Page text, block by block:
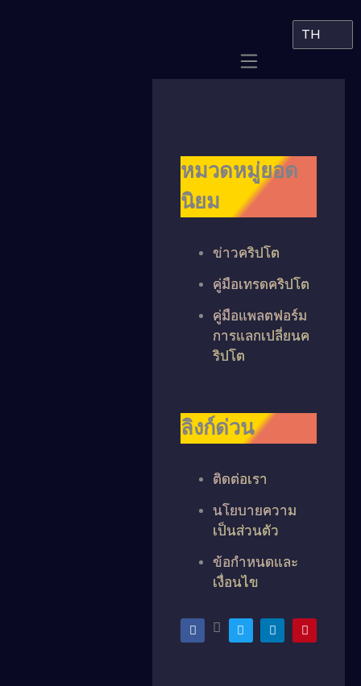
TH
หมวดหมู่ยอด
นิยม
ข่าวคริปโต
คู่มือเทรดคริปโต
คู่มือแพลตฟอร์ม
การแลกเปลี่ยนค
ริปโต
ลิงก์ด่วน
ติดต่อเรา
นโยบายความ
เป็นส่วนตัว
ข้อกำหนดและ
เงื่อนไข